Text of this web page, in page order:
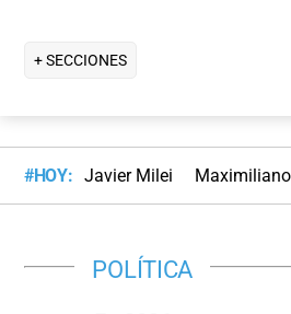
+ SECCIONES
#HOY: Javier Milei
POLÍTICA